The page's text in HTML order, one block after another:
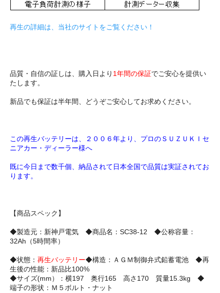
再生の詳細は、当社のサイトをご覧ください！
品質・自信の証しは、購入日より 1年間の保証でご安心を提供い
たします。
新品でも保証は半年間、どうぞご安心してお求めください。
この再生バッテリーは、２００６年より、プロのＳＵＺＵＫＩセ
ニアカー・ディーラー様へ
既に今日まで数千個、納品されて日本全国で品質は実証されてお
ります。
【商品スペック】
◆製造元：新神戸電気 ◆商品名：SC38-12 ◆公称容量：
32Ah（5時間率）
◆状態： 再生バッテリー◆構造：ＡＧＭ制御弁式鉛蓄電池 ◆再
生後の性能：新品比100%
◆サイズ(mm）：横197 奥行165 高さ170 質量15.3kg ◆
端子の形状：Ｍ５ボルト・ナット